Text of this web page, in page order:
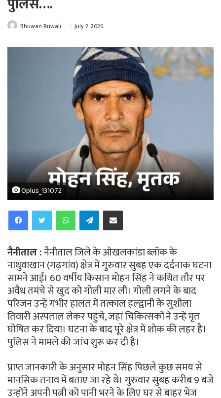
Bhuwan Ruwali July 2, 2026
Oplus_131072
WhatsAppTelegramShare via Email
नैनीताल :नैनीताल जिले के ओखलकांडा ब्लॉक के
नाथुवाखान (गढ़गांव) क्षेत्र में गुरुवार सुबह एक दर्दनाक घटना
सामने आई। 60 वर्षीय किसान मोहन सिंह ने कथित तौर पर
अवैध तमंचे से खुद को गोली मार ली। गोली लगने के बाद
परिजन उन्हें गंभीर हालत में तत्काल हल्द्वानी के सुशीला
तिवारी अस्पताल लेकर पहुंचे, जहां चिकित्सकों ने उन्हें मृत
घोषित कर दिया। घटना के बाद पूरे क्षेत्र में शोक की लहर है।
पुलिस ने मामले की जांच शुरू कर दी है।
प्राप्त जानकारी के अनुसार मोहन सिंह पिछले कुछ समय से
मानसिक तनाव में बताए जा रहे थे। गुरुवार सुबह करीब 9 बजे
उन्होंने अपनी पत्नी को पानी भरने के लिए घर से बाहर भेज